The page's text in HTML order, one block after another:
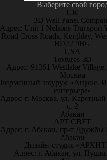
Выберите свой
UK
3D Wall Panel
Адрес: Unit 1 Nelsons Transport
Road Cross Roads, Keighley,
BD22 9BG
USA
Textures-3D
Адрес: 91361 Westlake
Москва
шоурум «Artpole.
интерьере»
Адрес: г. Москва, ул. Каретный
с. 2
Абакан
АРТ СВЕТ
Адрес: г. Абакан, пр-т Дружбы
Абакан
Дизайн-студия
Адрес: г. Абакан, ул.